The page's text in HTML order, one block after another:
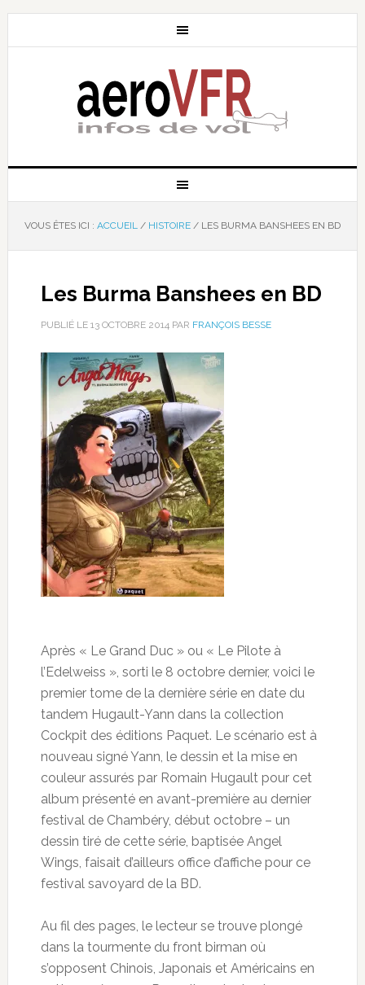
VOUS ÊTES ICI : ACCUEIL / HISTOIRE /LES BURMA BANSHEES EN BD
Les Burma Banshees en BD
PUBLIÉ LE 13 OCTOBRE 2014PAR FRANÇOIS BESSE
Après « Le Grand Duc » ou « Le Pilote à
l’Edelweiss », sorti le 8 octobre dernier, voici le
premier tome de la dernière série en date du
tandem Hugault-Yann dans la collection
Cockpit des éditions Paquet. Le scénario est à
nouveau signé Yann, le dessin et la mise en
couleur assurés par Romain Hugault pour cet
album présenté en avant-première au dernier
festival de Chambéry, début octobre – un
dessin tiré de cette série, baptisée Angel
Wings, faisaitd’ailleurs office d’affiche pour ce
festival savoyard de la BD.
Au fil des pages, le lecteur se trouve plongé
dans la tourmente du front birman où
s’opposent Chinois, Japonais et Américains en